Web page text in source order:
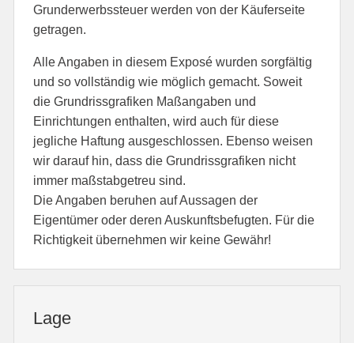
Grunderwerbssteuer werden von der Käuferseite
getragen.
Alle Angaben in diesem Exposé wurden sorgfältig
und so vollständig wie möglich gemacht. Soweit
die Grundrissgrafiken Maßangaben und
Einrichtungen enthalten, wird auch für diese
jegliche Haftung ausgeschlossen. Ebenso weisen
wir darauf hin, dass die Grundrissgrafiken nicht
immer maßstabgetreu sind.
Die Angaben beruhen auf Aussagen der
Eigentümer oder deren Auskunftsbefugten. Für die
Richtigkeit übernehmen wir keine Gewähr!
Lage